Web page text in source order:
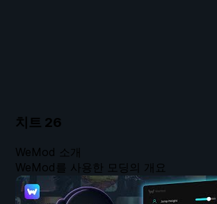
치트 26
WeMod 소개
WeMod를 사용한 모딩의 개요